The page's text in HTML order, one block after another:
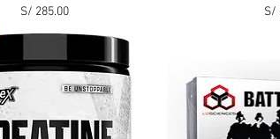
Precio
S/ 285.00 S/